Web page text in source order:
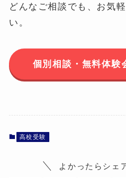
どんなご相談でも、お気
い。
個別相談・無料体験
高校受験
よかったらシェ